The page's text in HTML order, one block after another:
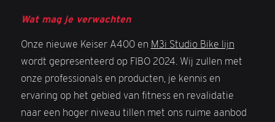
Wat mag je verwachten
Onze nieuwe Keiser A400 en M3i Studio Bike lijn
wordt gepresenteerd op FIBO 2024. Wij zullen met
onze professionals en producten, je kennis en
ervaring op het gebied van fitness en revalidatie
naar een hoger niveau tillen met ons ruime aanbod